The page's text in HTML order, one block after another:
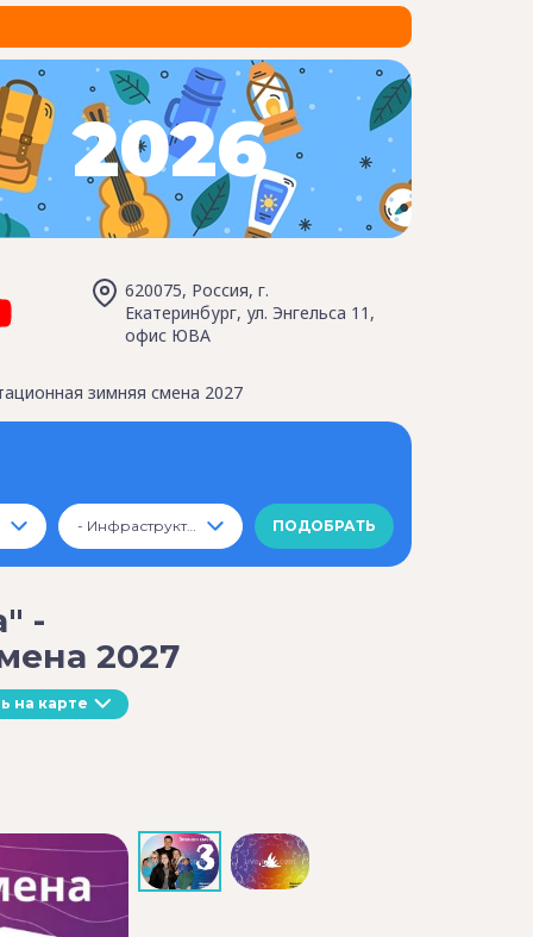
2026
620075, Россия, г.
Екатеринбург, ул. Энгельса 11,
офис ЮВА
зимняя смена 2027
- Инфраструктура -
-
2027
на карте